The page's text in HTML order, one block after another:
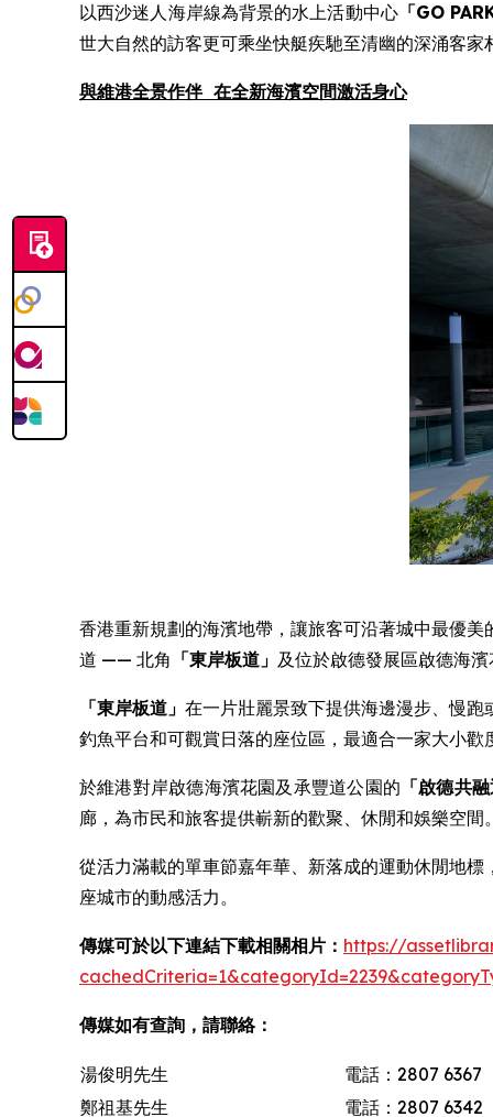
以西沙迷人海岸線為背景的水上活動中心「GO
世大自然的訪客更可乘坐快艇疾馳至清幽的深涌客
與維港全景作伴 在全新海濱空間激活身心
香港重新規劃的海濱地帶，讓旅客可沿著城中最優
道 —— 北角 「東岸板道」 及位於啟德發展區啟德海
「東岸板道」 在一片壯麗景致下提供海邊漫步、慢
釣魚平台和可觀賞日落的座位區，最適合一家大小歡
於維港對岸啟德海濱花園及承豐道公園的 「啟德共
廊，為市民和旅客提供嶄新的歡聚、休閒和娛樂空間
從活力滿載的單車節嘉年華、新落成的運動休閒地
座城市的動感活力。
傳媒可於以下連結下載相關相片： https://
傳媒如有查詢，請聯絡：
湯俊明先生
電話：2807 6367
鄭祖基先生
電話：2807 6342